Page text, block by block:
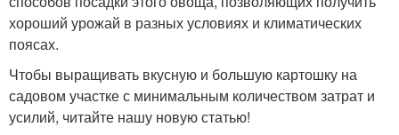
хороший урожай в разных условиях и климатических
поясах.
Чтобы выращивать вкусную и большую картошку на
садовом участке с минимальным количеством затрат и
усилий, читайте нашу новую статью!